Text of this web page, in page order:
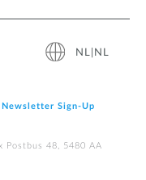
NL|NL
Newsletter Sign‑Up
Postbus 48, 5480 AA